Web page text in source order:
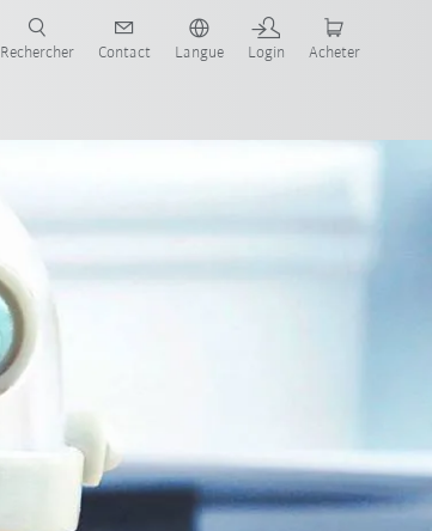
Rechercher Contact Langue Login Acheter